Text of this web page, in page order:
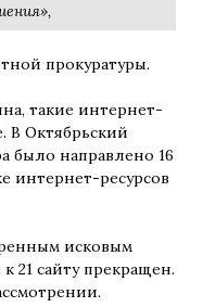
прокуратуры.
такие интернет-
В Октябрьский
было направлено 16
интернет-ресурсов
исковым
21 сайту прекращен.